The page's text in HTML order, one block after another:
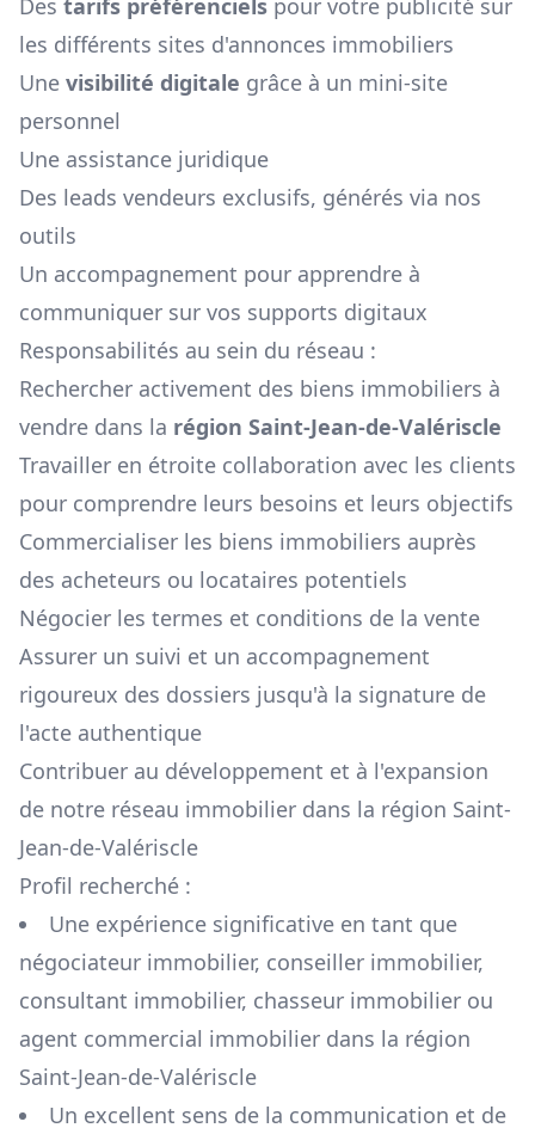
Des tarifs préférenciels pour votre publicité sur
les différents sites d'annonces immobiliers
Une visibilité digitale grâce à un mini-site
personnel
Une assistance juridique
Des leads vendeurs exclusifs, générés via nos
outils
Un accompagnement pour apprendre à
communiquer sur vos supports digitaux
Responsabilités au sein du réseau :
Rechercher activement des biens immobiliers à
vendre dans la région Saint-Jean-de-Valériscle
Travailler en étroite collaboration avec les clients
pour comprendre leurs besoins et leurs objectifs
Commercialiser les biens immobiliers auprès
des acheteurs ou locataires potentiels
Négocier les termes et conditions de la vente
Assurer un suivi et un accompagnement
rigoureux des dossiers jusqu'à la signature de
l'acte authentique
Contribuer au développement et à l'expansion
de notre réseau immobilier dans la région Saint-
Jean-de-Valériscle
Profil recherché :
Une expérience significative en tant que
négociateur immobilier, conseiller immobilier,
consultant immobilier, chasseur immobilier ou
agent commercial immobilier dans la région
Saint-Jean-de-Valériscle
Un excellent sens de la communication et de